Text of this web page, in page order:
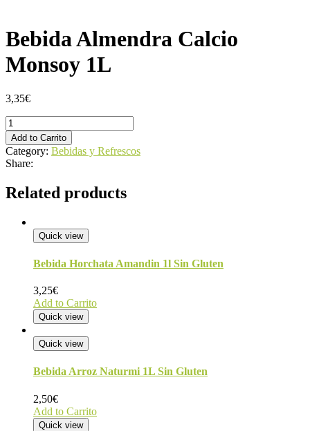
Bebida Almendra Calcio
Monsoy 1L
3,35€
Bebida
Almendra
Calcio
Monsoy
1L
Add to Carrito
Category: Bebidas y Refrescos
Share:
Related products
Quick view
Bebida Horchata Amandin 1l Sin Gluten
3,25€
Add to Carrito
Quick view
Quick view
Bebida Arroz Naturmi 1L Sin Gluten
2,50€
Add to Carrito
Quick view